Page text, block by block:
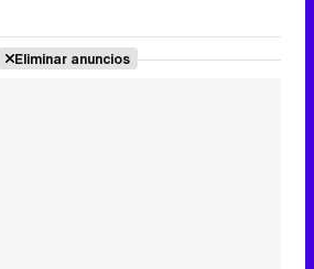
Eliminar anuncios